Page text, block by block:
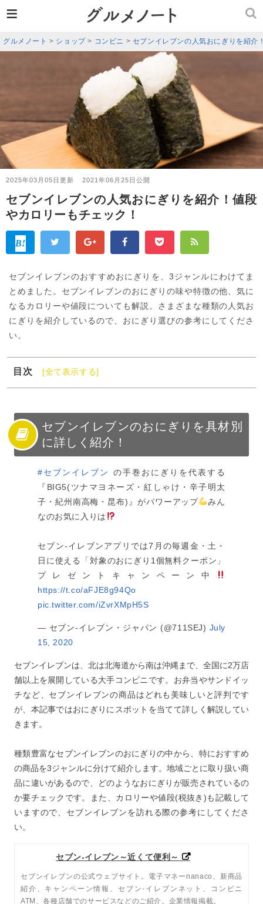
グルメノート > ショップ > コンビニ > セブンイレブンの人気おにぎりを紹介
2025年03月05日更新 2021年06月25日公開
セブンイレブンの人気おにぎりを紹介！値段
やカロリーもチェック！
セブンイレブンのおすすめおにぎりを、3ジャンルにわけてま
とめました。セブンイレブンのおにぎりの味や特徴の他、気に
なるカロリーや値段についても解説。さまざまな種類の人気お
にぎりを紹介しているので、おにぎり選びの参考にしてくださ
い。
目次
[全て表示する]
1
セブンイレブンのおにぎりを具材別に詳しく紹介！
3
セブンイレブンの人気おにぎり【肉類】
4
セブンイレブンの人気おにぎり【その他】
5
セブンイレブンのおにぎりは種類豊富で値段も手頃！
セブンイレブンのおにぎりを具材別
に詳しく紹介！
#セブンイレブン
の手巻おにぎりを代表する
『BIG5(ツナマヨネーズ・紅しゃけ・辛子明太
子・紀州南高梅・昆布)』がパワーアップ
みん
なのお気に入りは
セブン-イレブンアプリでは7月の毎週金・土・
日に使える「対象のおにぎり1個無料クーポン」
プレゼントキャンペーン中
https://t.co/aFJE8g94Qo
pic.twitter.com/iZvrXMpH5S
— セブン‐イレブン・ジャパン (@711SEJ) July
15, 2020
セブンイレブンは、北は北海道から南は沖縄まで、全国に2万店
舗以上を展開している大手コンビニです。お弁当やサンドイッ
チなど、セブンイレブンの商品はどれも美味しいと評判です
が、本記事ではおにぎりにスポットを当てて詳しく解説してい
きます。
種類豊富なセブンイレブンのおにぎりの中から、特におすすめ
の商品を3ジャンルに分けて紹介します。地域ごとに取り扱い商
品に違いがあるので、どのようなおにぎりが販売されているの
か要チェックです。また、カロリーや値段(税抜き)も記載して
いますので、セブンイレブンを訪れる際の参考にしてくださ
い。
セブン‐イレブン～近くて便利～
セブンイレブンの公式ウェブサイト。電子マネーnanaco、新商品
紹介、キャンペーン情報、セブン-イレブンネット、コンビニ
ATM、各種店舗でのサービスなどのご紹介。企業情報掲載。
≡